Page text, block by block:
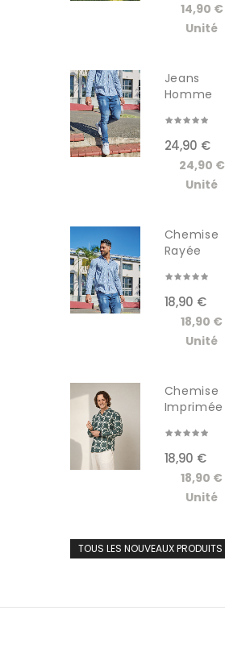
14,90 €
Unité
Jeans
Homme
24,90 €
24,90 €
Unité
Chemise
Rayée
18,90 €
18,90 €
Unité
Chemise
Imprimée
18,90 €
18,90 €
Unité
TOUS LES NOUVEAUX PRODUITS